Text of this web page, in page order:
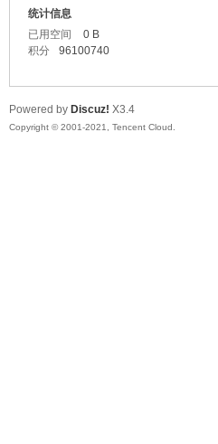
统计信息
已用空间
0 B
积分
96100740
Powered by Discuz! X3.4
Copyright © 2001-2021, Tencent Cloud.